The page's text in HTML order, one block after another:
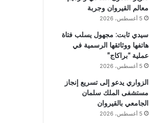
معالم القيروان وجربة
5 أغسطس، 2026
سيدي ثابت: مجهول يسلب فتاة
هاتفها ووثائقها الرسمية في
عملية “براكاج”
5 أغسطس، 2026
الزواري يدعو إلى تسريع إنجاز
مستشفى الملك سلمان
الجامعي بالقيروان
5 أغسطس، 2026